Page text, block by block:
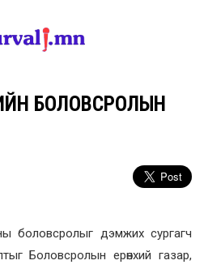
БОЛОВСРОЛЫН
боловсролыг дэмжих сургагч
Боловсролын ерөнхий газар,